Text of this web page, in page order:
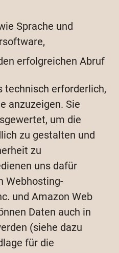
Sprache und
erfolgreichen Abruf
technisch erforderlich,
anzuzeigen. Sie
um die
zu gestalten und
zu
uns dafür
Webhosting-
und Amazon Web
Daten auch in
(siehe dazu
für die